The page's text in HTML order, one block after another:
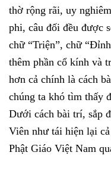
thờ rộng rãi, uy
phi, câu đối đều được
chữ “Triện”, chữ
thêm phần cổ kính và
hơn cả chính là cách
chúng ta khó tìm thấy
Dưới cách bài trí, sắp
Viên như tái hiện lại
Phật Giáo Việt Nam